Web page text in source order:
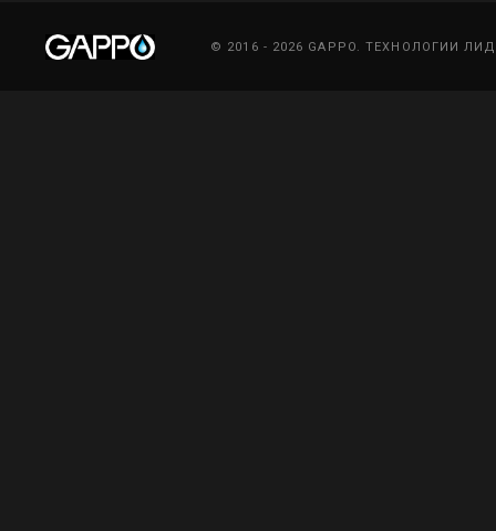
© 2016 - 2026 GAPPO. ТЕХНОЛОГИИ